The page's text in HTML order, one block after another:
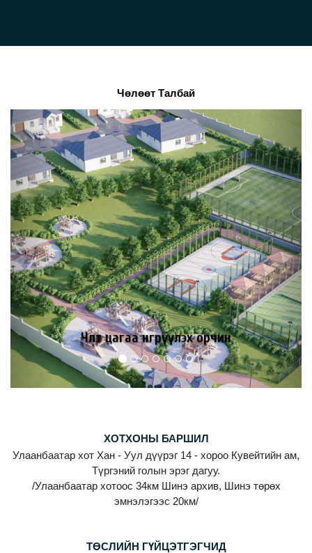
Чөлөөт Талбай
Хүүхдийн тоглоомын талбай
Previous
ХОТХОНЫ БАРШИЛ
Улаанбаатар хот Хан - Уул дүүрэг 14 - хороо Кувейтийн ам,
Түргэний голын эрэг дагуу.
/Улаанбаатар хотоос 34км Шинэ архив, Шинэ төрөх
эмнэлэгээс 20км/
ТӨСЛИЙН ГҮЙЦЭТГЭГЧИД